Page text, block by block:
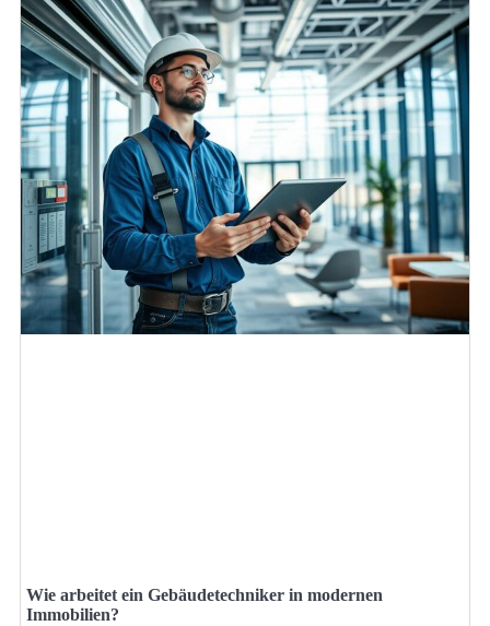
Wie arbeitet ein Gebäudetechniker in modernen
Immobilien?